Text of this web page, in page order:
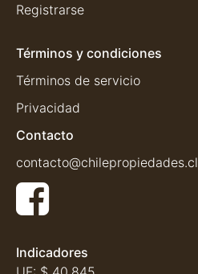
Registrarse
Términos y condiciones
Términos de servicio
Privacidad
Contacto
contacto@chilepropiedades.cl
Indicadores